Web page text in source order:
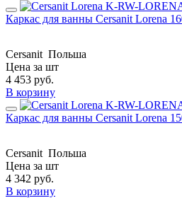
Каркас для ванны Cersanit Lorena
Cersanit Польша
Цена за шт
4 453 руб.
В корзину
Каркас для ванны Cersanit Lorena
Cersanit Польша
Цена за шт
4 342 руб.
В корзину